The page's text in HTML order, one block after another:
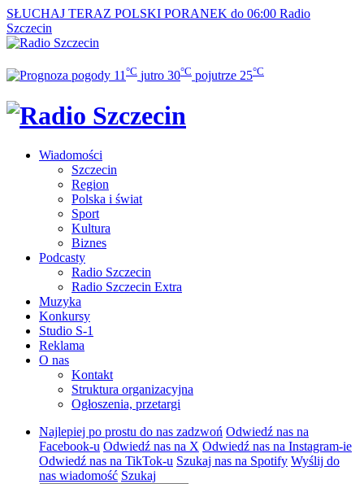
SŁUCHAJ TERAZ POLSKI PORANEK do 06:00 Radio
Szczecin
11 °C jutro 30°C pojutrze 25°C
Wiadomości
Szczecin
Region
Polska i świat
Sport
Kultura
Biznes
Podcasty
Radio Szczecin
Radio Szczecin Extra
Muzyka
Konkursy
Studio S-1
Reklama
O nas
Kontakt
Struktura organizacyjna
Ogłoszenia, przetargi
Najlepiej po prostu do nas zadzwoń Odwiedź nas na
Facebook-u Odwiedź nas na X Odwiedź nas na Instagram-ie
Odwiedź nas na TikTok-u Szukaj nas na Spotify Wyślij do
nas wiadomość Szukaj